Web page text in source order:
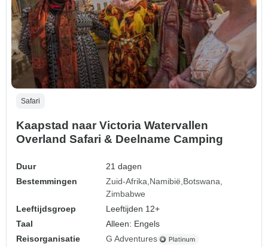
Safari
Kaapstad naar Victoria Watervallen
Overland Safari & Deelname Camping
Duur
21 dagen
Bestemmingen
Zuid-Afrika Namibië Botswana
Zimbabwe
Leeftijdsgroep
Leeftijden 12+
Taal
Alleen: Engels
Reisorganisatie
G Adventures